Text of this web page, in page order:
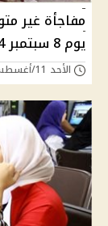
مفاجأة غير
يوم 8 سبتمبر 2024.. يا ترى ابنك من ضمنهم؟
الأحد 11/أغسطس/2024 - 06:55 م